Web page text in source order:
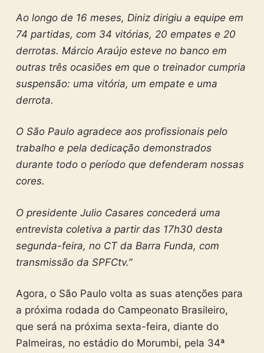
Ao longo de 16 meses, Diniz dirigiu a equipe em
74 partidas, com 34 vitórias, 20 empates e 20
derrotas. Márcio Araújo esteve no banco em
outras três ocasiões em que o treinador cumpria
suspensão: uma vitória, um empate e uma
derrota.
O São Paulo agradece aos profissionais pelo
trabalho e pela dedicação demonstrados
durante todo o período que defenderam nossas
cores.
O presidente Julio Casares concederá uma
entrevista coletiva a partir das 17h30 desta
segunda-feira, no CT da Barra Funda, com
transmissão da SPFCtv.”
Agora, o São Paulo volta as suas atenções para
a próxima rodada do Campeonato Brasileiro,
que será na próxima sexta-feira, diante do
Palmeiras, no estádio do Morumbi, pela 34ª